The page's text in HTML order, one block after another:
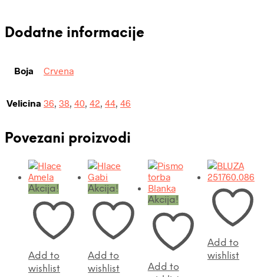
Dodatne informacije
Boja Crvena
Velicina 36, 38, 40, 42, 44, 46
Povezani proizvodi
Akcija!
Add to
wishlist
Akcija!
Add to
wishlist
Akcija!
Add to
Add to
wishlist